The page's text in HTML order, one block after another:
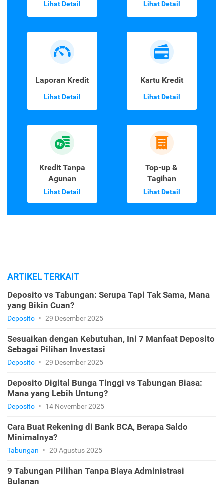
Lihat Detail Lihat Detail
Laporan Kredit
Lihat Detail
Kartu Kredit
Lihat Detail
Kredit Tanpa
Agunan
Lihat Detail
Top-up &
Tagihan
Lihat Detail
ARTIKEL TERKAIT
Deposito vs Tabungan: Serupa Tapi Tak Sama, Mana
yang Bikin Cuan?
Deposito • 29 Desember 2025
Sesuaikan dengan Kebutuhan, Ini 7 Manfaat Deposito
Sebagai Pilihan Investasi
Deposito • 29 Desember 2025
Deposito Digital Bunga Tinggi vs Tabungan Biasa:
Mana yang Lebih Untung?
Deposito • 14 November 2025
Cara Buat Rekening di Bank BCA, Berapa Saldo
Minimalnya?
Tabungan • 20 Agustus 2025
9 Tabungan Pilihan Tanpa Biaya Administrasi
Bulanan